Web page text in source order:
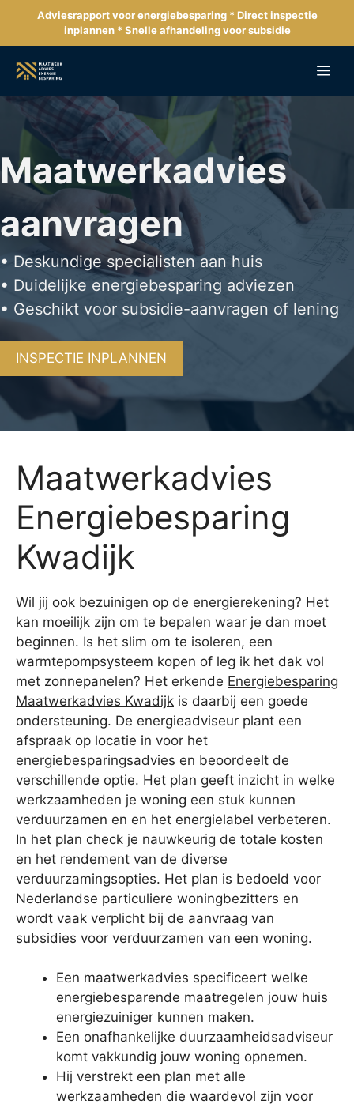
de
inhoud
Adviesrapport voor energiebesparing * Direct inspectie
inplannen * Snelle afhandeling voor subsidie
Maatwerkadvies
aanvragen
• Deskundige specialisten aan huis
• Duidelijke energiebesparing adviezen
• Geschikt voor subsidie-aanvragen of lening
INSPECTIE INPLANNEN
Maatwerkadvies
Energiebesparing
Kwadijk
Wil jij ook bezuinigen op de energierekening? Het
kan moeilijk zijn om te bepalen waar je dan moet
beginnen. Is het slim om te isoleren, een
warmtepompsysteem kopen of leg ik het dak vol
met zonnepanelen? Het erkende Energiebesparing
Maatwerkadvies Kwadijk is daarbij een goede
ondersteuning. De energieadviseur plant een
afspraak op locatie in voor het
energiebesparingsadvies en beoordeelt de
verschillende optie. Het plan geeft inzicht in welke
werkzaamheden je woning een stuk kunnen
verduurzamen en en het energielabel verbeteren.
In het plan check je nauwkeurig de totale kosten
en het rendement van de diverse
verduurzamingsopties. Het plan is bedoeld voor
Nederlandse particuliere woningbezitters en
wordt vaak verplicht bij de aanvraag van
subsidies voor verduurzamen van een woning.
Een maatwerkadvies specificeert welke
energiebesparende maatregelen jouw huis
energiezuiniger kunnen maken.
Een onafhankelijke duurzaamheidsadviseur
komt vakkundig jouw woning opnemen.
Hij verstrekt een plan met alle
werkzaamheden die waardevol zijn voor